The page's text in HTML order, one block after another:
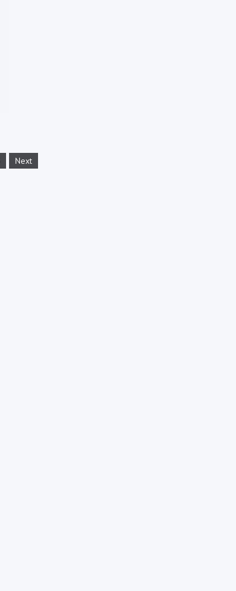
Next